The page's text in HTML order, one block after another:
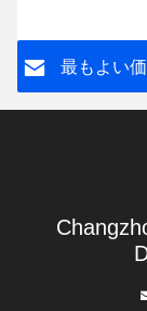
最もよい